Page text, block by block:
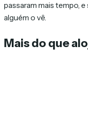
passaram mais tempo,
alguém o vê.
Mais do que